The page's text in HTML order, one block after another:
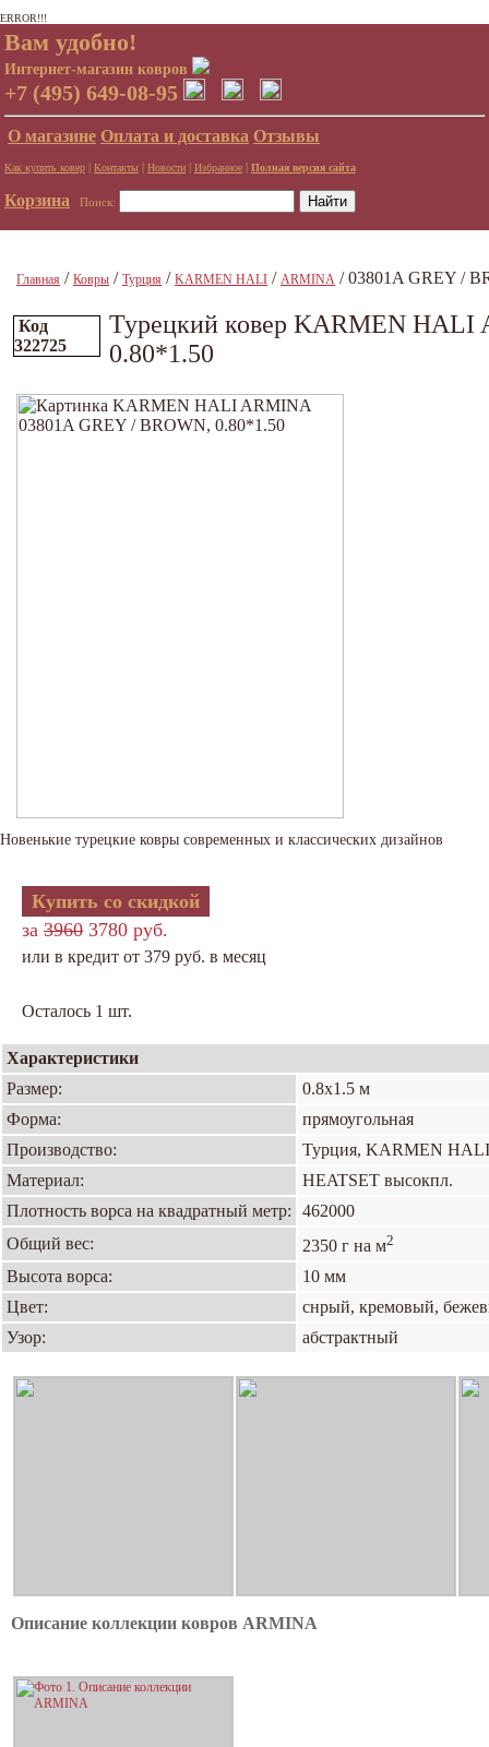
ERROR!!!
Вам удобно!
Интернет-магазин ковров
+7 (495) 649-08-95
О магазине Оплата и доставка Отзывы
Как купить ковер | Контакты | Новости | Избранное | Полная версия сайта
Корзина Поиск:
Главная / Ковры / Турция / KARMEN HALI / ARMINA / 03801A GREY /
Код
322725
Турецкий ковер KARMEN HALI
0.80*1.50
Новенькие турецкие ковры современных и классических дизайнов
Купить со скидкой
за 3960 3780 руб.
или в кредит от 379 руб. в месяц
Осталось 1 шт.
Характеристики
Размер:
0.8х1.5 м
Форма:
прямоугольная
Производство:
Турция, KARMEN HALI
Материал:
HEATSET высокпл.
Плотность ворса на квадратный метр:
462000
Общий вес:
2350 г на м2
Высота ворса:
10 мм
Цвет:
снрый, кремовый,
Узор:
абстрактный
Описание коллекции ковров ARMINA